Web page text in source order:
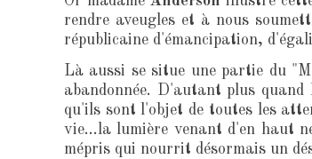
rendre aveugles et à nous
républicaine d'émancipation,
Là aussi se situe une partie du
abandonnée. D'autant plus
qu'ils sont l'objet de toutes les
vie...la lumière venant d'en haut
mépris qui nourrit désormais un